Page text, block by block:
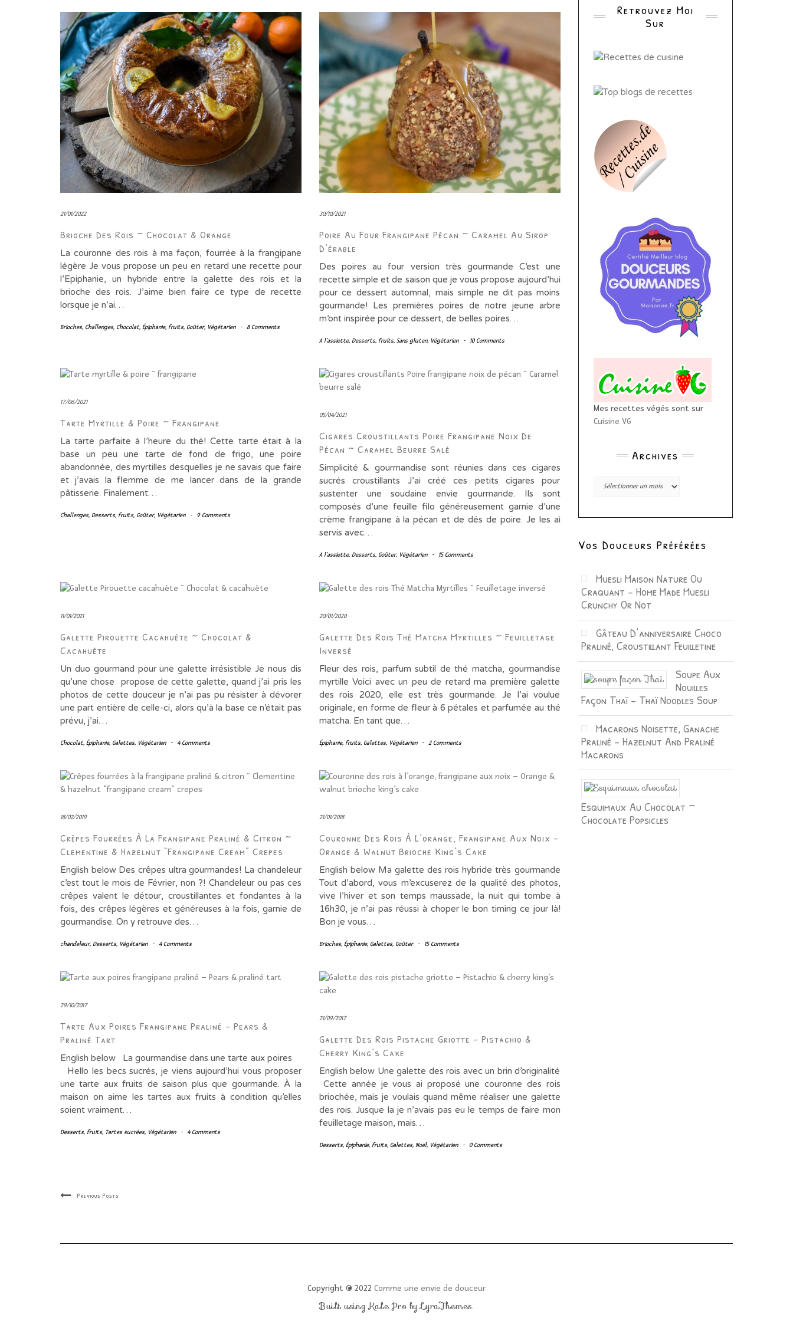
21/01/2022
Brioche Des Rois ~ Chocolat & Orange
La couronne des rois à ma façon, fourrée à la frangipane
légère Je vous propose un peu en retard une recette pour
l’Epiphanie, un hybride entre la galette des rois et la
brioche des rois. J’aime bien faire ce type de recette
lorsque je n’ai…
Brioches, Challenges, Chocolat, Épiphanie, fruits, Goûter, Végétarien - 8 Comments
30/10/2021
Poire Au Four Frangipane Pécan ~ Caramel Au Sirop
D’érable
Des poires au four version très gourmande C’est une
recette simple et de saison que je vous propose aujourd’hui
pour ce dessert automnal, mais simple ne dit pas moins
gourmande! Les premières poires de notre jeune arbre
m’ont inspirée pour ce dessert, de belles poires…
A l'assiette, Desserts, fruits, Sans gluten, Végétarien - 10 Comments
17/06/2021
Tarte Myrtille & Poire ~ Frangipane
La tarte parfaite à l’heure du thé! Cette tarte était à la
base un peu une tarte de fond de frigo, une poire
abandonnée, des myrtilles desquelles je ne savais que faire
et j’avais la flemme de me lancer dans de la grande
pâtisserie. Finalement…
Challenges, Desserts, fruits, Goûter, Végétarien - 9 Comments
05/04/2021
Cigares Croustillants Poire Frangipane Noix De
Pécan ~ Caramel Beurre Salé
Simplicité & gourmandise sont réunies dans ces cigares
sucrés croustillants J’ai créé ces petits cigares pour
sustenter une soudaine envie gourmande. Ils sont
composés d’une feuille filo généreusement garnie d’une
crème frangipane à la pécan et de dés de poire. Je les ai
servis avec…
A l'assiette, Desserts, Goûter, Végétarien - 15 Comments
11/01/2021
Galette Pirouette Cacahuète ~ Chocolat &
Cacahuète
Un duo gourmand pour une galette irrésistible Je nous dis
qu’une chose propose de cette galette, quand j’ai pris les
photos de cette douceur je n’ai pas pu résister à dévorer
une part entière de celle-ci, alors qu’à la base ce n’était pas
prévu, j’ai…
Chocolat, Épiphanie, Galettes, Végétarien - 4 Comments
20/01/2020
Galette Des Rois Thé Matcha Myrtilles ~ Feuilletage
Inversé
Fleur des rois, parfum subtil de thé matcha, gourmandise
myrtille Voici avec un peu de retard ma première galette
des rois 2020, elle est très gourmande. Je l’ai voulue
originale, en forme de fleur à 6 pétales et parfumée au thé
matcha. En tant que…
Épiphanie, fruits, Galettes, Végétarien - 2 Comments
18/02/2019
Crêpes Fourrées À La Frangipane Praliné & Citron ~
Clementine & Hazelnut “frangipane Cream” Crepes
English below Des crêpes ultra gourmandes! La chandeleur
c’est tout le mois de Février, non ?! Chandeleur ou pas ces
crêpes valent le détour, croustillantes et fondantes à la
fois, des crêpes légères et généreuses à la fois, garnie de
gourmandise. On y retrouve des…
chandeleur, Desserts, Végétarien - 4 Comments
21/01/2018
Couronne Des Rois À L’orange, Frangipane Aux Noix –
Orange & Walnut Brioche King’s Cake
English below Ma galette des rois hybride très gourmande
Tout d’abord, vous m’excuserez de la qualité des photos,
vive l’hiver et son temps maussade, la nuit qui tombe à
16h30, je n’ai pas réussi à choper le bon timing ce jour là!
Bon je vous…
Brioches, Épiphanie, Galettes, Goûter - 15 Comments
29/10/2017
Tarte Aux Poires Frangipane Praliné – Pears &
Praliné Tart
English below La gourmandise dans une tarte aux poires
Hello les becs sucrés, je viens aujourd’hui vous proposer
une tarte aux fruits de saison plus que gourmande. À la
maison on aime les tartes aux fruits à condition qu’elles
soient vraiment…
Desserts, fruits, Tartes sucrées, Végétarien - 4 Comments
21/09/2017
Galette Des Rois Pistache Griotte – Pistachio &
Cherry King’s Cake
English below Une galette des rois avec un brin d’originalité
Cette année je vous ai proposé une couronne des rois
briochée, mais je voulais quand même réaliser une galette
des rois. Jusque la je n’avais pas eu le temps de faire mon
feuilletage maison, mais…
Desserts, Épiphanie, fruits, Galettes, Noël, Végétarien - 0 Comments
Previous Posts
Retrouvez Moi
Sur
Mes recettes végés sont sur
Cuisine VG
Archives
Archives
Vos Douceurs Préférées
Muesli Maison Nature Ou
Craquant – Home Made Muesli
Crunchy Or Not
Gâteau D’anniversaire Choco
Praliné, Croustillant Feuilletine
Soupe Aux
Nouilles
Façon Thaï – Thaï Noodles Soup
Macarons Noisette, Ganache
Praliné – Hazelnut And Praliné
Macarons
Esquimaux Au Chocolat ~
Chocolate Popsicles
Copyright © 2022 Comme une envie de douceur
Built usingKale Pro byLyraThemes.